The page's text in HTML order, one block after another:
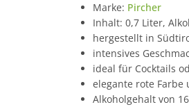
Marke: Pircher
Inhalt: 0,7 Liter,
hergestellt in
intensives
ideal für Cocktails
elegante rote
Alkoholgehalt von